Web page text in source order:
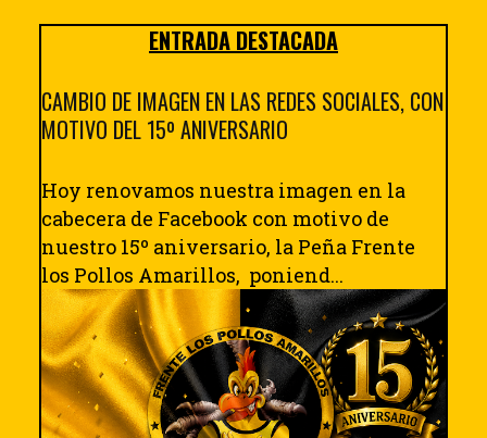
ENTRADA DESTACADA
CAMBIO DE IMAGEN EN LAS REDES SOCIALES, CON
MOTIVO DEL 15º ANIVERSARIO
Hoy renovamos nuestra imagen en la
cabecera de Facebook con motivo de
nuestro 15º aniversario, la Peña Frente
los Pollos Amarillos, poniend...